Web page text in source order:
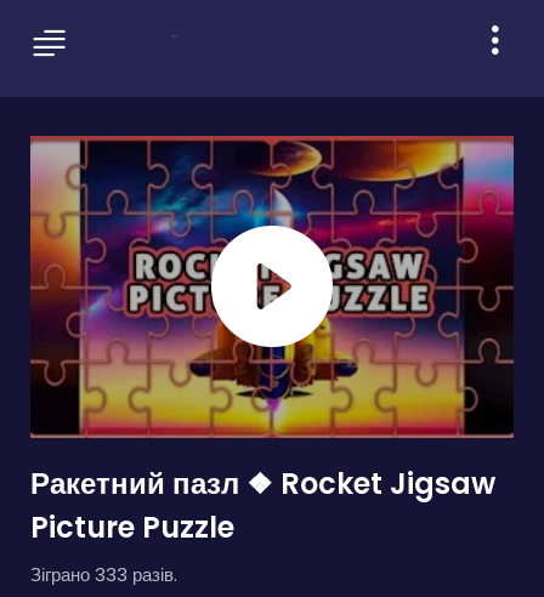
Ракетний пазл ❖ Rocket Jigsaw
Picture Puzzle
Зіграно 333 разів.